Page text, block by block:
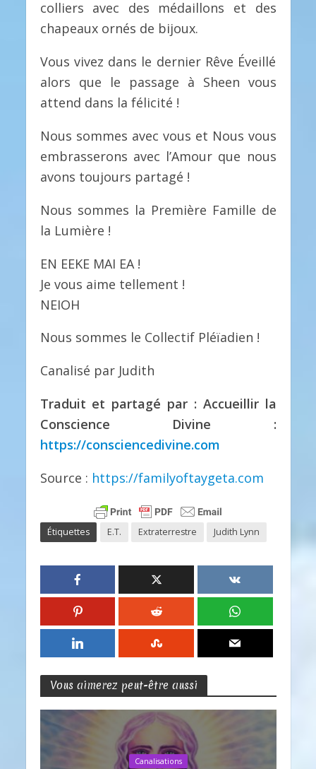
colliers avec des médaillons et des
chapeaux ornés de bijoux.
Vous vivez dans le dernier Rêve Éveillé
alors que le passage à Sheen vous
attend dans la félicité !
Nous sommes avec vous et Nous vous
embrasserons avec l’Amour que nous
avons toujours partagé !
Nous sommes la Première Famille de
la Lumière !
EN EEKE MAI EA !
Je vous aime tellement !
NEIOH
Nous sommes le Collectif Pléïadien !
Canalisé par Judith
Traduit et partagé par : Accueillir la
Conscience Divine :
https://consciencedivine.com
Source : https://familyoftaygeta.com
Étiquettes E.T. Extraterrestre Judith Lynn
Vous aimerez peut-être aussi
Canalisations